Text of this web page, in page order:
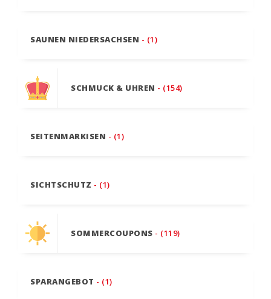
SAUNEN NIEDERSACHSEN - (1)
SCHMUCK & UHREN - (154)
SEITENMARKISEN - (1)
SICHTSCHUTZ - (1)
SOMMERCOUPONS - (119)
SPARANGEBOT - (1)